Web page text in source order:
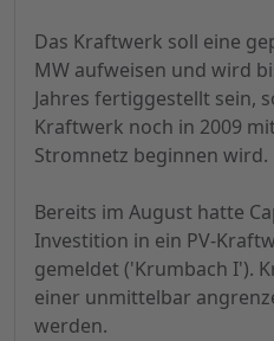
Das Kraftwerk soll eine
MW aufweisen und wird
Jahres fertiggestellt sein,
Kraftwerk noch in 2009
Stromnetz beginnen wird.
Bereits im August hatte
Investition in ein PV-
gemeldet ('Krumbach I').
einer unmittelbar
werden.